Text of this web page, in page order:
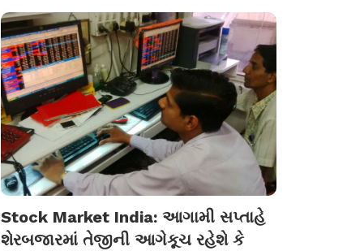
Stock Market India: આગામી સપ્તાહે
શેરબજારમાં તેજીની આગેકૂચ રહેશે કે